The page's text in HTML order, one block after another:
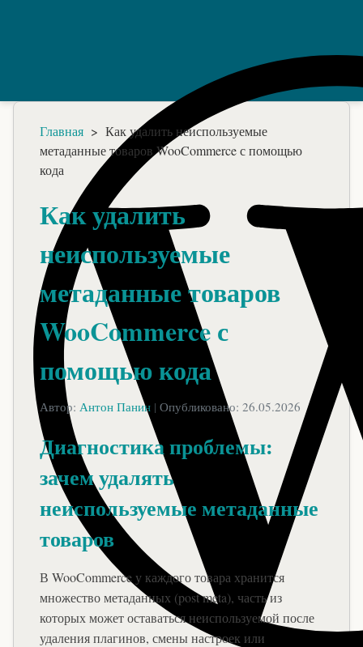
Главная > Как удалить неиспользуемые
метаданные товаров WooCommerce с помощью
кода
Как удалить
неиспользуемые
метаданные товаров
WooCommerce с
помощью кода
Автор: Антон Панин | Опубликовано: 26.05.2026
Диагностика проблемы:
зачем удалять
неиспользуемые метаданные
товаров
В WooCommerce у каждого товара хранится
множество метаданных (post meta), часть из
которых может оставаться неиспользуемой после
удаления плагинов, смены настроек или